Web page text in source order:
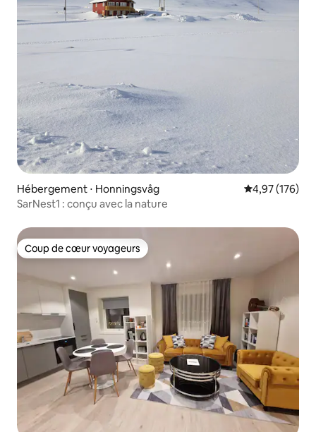
Hébergement ⋅ Honningsvåg Évaluation
4,97 (176)
SarNest1 : conçu avec la nature
Coup de cœur voyageurs
Coup de cœur voyageurs